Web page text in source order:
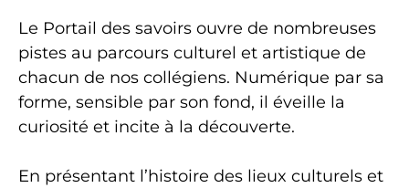
Le Portail des savoirs ouvre de nombreuses
pistes au parcours culturel et artistique de
chacun de nos collégiens. Numérique par sa
forme, sensible par son fond, il éveille la
curiosité et incite à la découverte.
En présentant l’histoire des lieux culturels et